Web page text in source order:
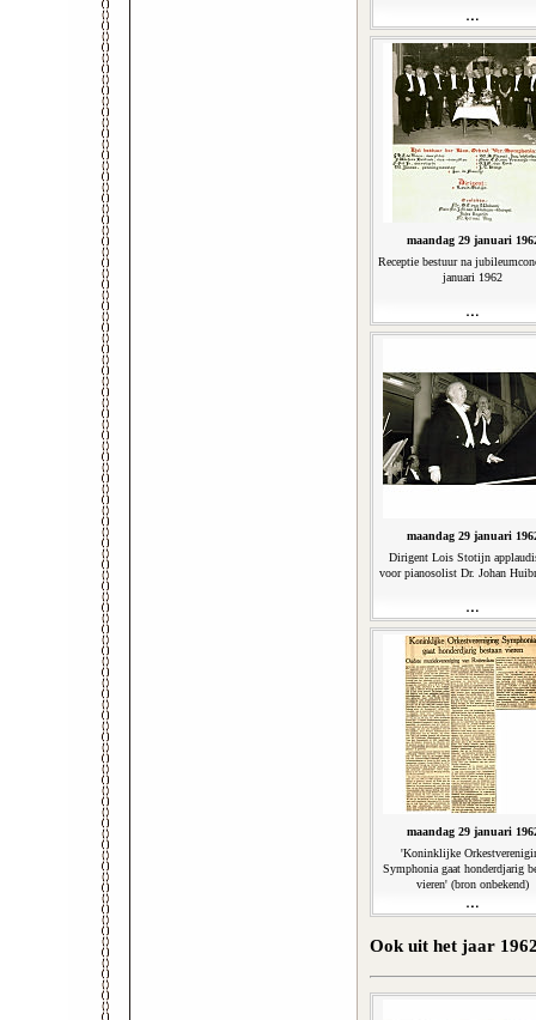
maandag 29 januari
Receptie bestuur na
januari 1962
maandag 29 januari
Dirigent Lois Stotijn
voor pianosolist Dr. Johan
maandag 29 januari
'Koninklijke
Symphonia gaat honderdjarig
vieren' (bron onbekend)
Ook uit het jaar